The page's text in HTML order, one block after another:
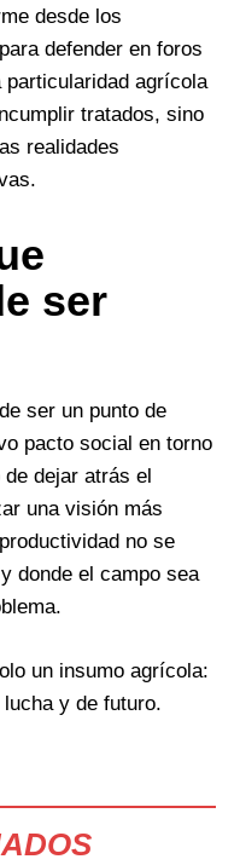
desde los
defender en foros
particularidad agrícola
tratados, sino
realidades
ser
ser un punto de
pacto social en torno
dejar atrás el
una visión más
no se
donde el campo sea
un insumo agrícola:
y de futuro.